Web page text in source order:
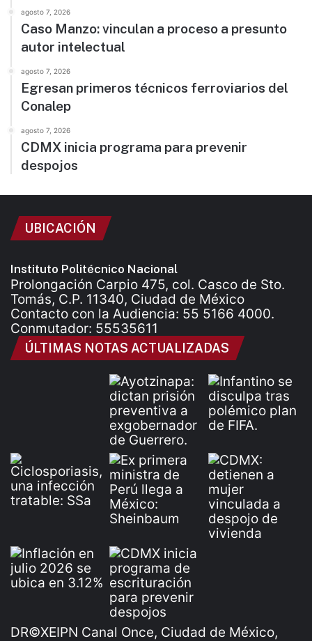
agosto 7, 2026
Caso Manzo: vinculan a proceso a presunto
autor intelectual
agosto 7, 2026
Egresan primeros técnicos ferroviarios del
Conalep
agosto 7, 2026
CDMX inicia programa para prevenir
despojos
UBICACIÓN
Instituto Politécnico Nacional
Prolongación Carpio 475, col. Casco de Sto.
Tomás, C.P. 11340, Ciudad de México
Contacto con la Audiencia: 55 5166 4000.
Conmutador: 55535611
ÚLTIMAS NOTAS ACTUALIZADAS
DR©XEIPN Canal Once, Ciudad de México,